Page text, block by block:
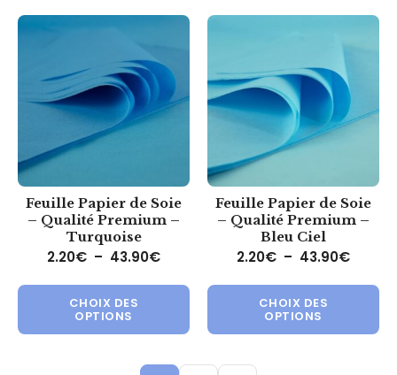
Feuille Papier de Soie
– Qualité Premium –
Turquoise
2.20€ – 43.90€Plage de prix : 2.20€ à 43.90€
CHOIX DES
OPTIONS
Ce produit a plusieurs
Feuille Papier de Soie
– Qualité Premium –
Bleu Ciel
2.20€ – 43.90€Plage
CHOIX DES
OPTIONS